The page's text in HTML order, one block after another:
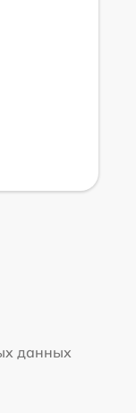
данных